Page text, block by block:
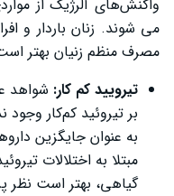
واکنش‌های آلرژیک از
می ‌شوند. زنان باردار و
مصرف منظم زنیان بهتر
تیرویید کم کار: شواهد
بر تیروئید کم‌کار وجود
به‌ عنوان جایگزین
مبتلا به اختلالات
گیاهی، بهتر است نظر